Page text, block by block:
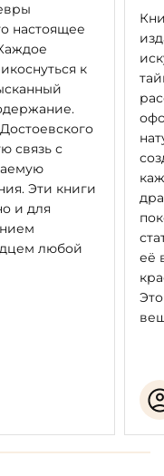
настоящее
к
связь с
Эти книги
и для
любой
её